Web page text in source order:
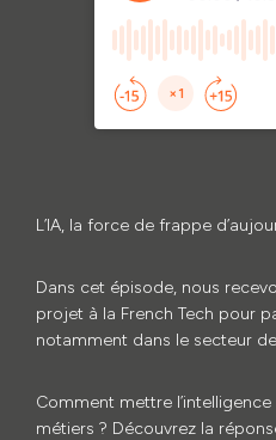
L’IA, la force de frappe
Dans cet épisode, nous
projet à la French Tech pour
notamment dans le secteur
Comment mettre
métiers ? Découvrez la